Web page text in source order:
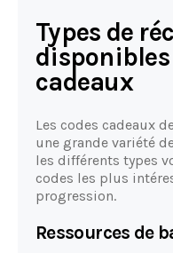
Types de
disponibles
cadeaux
Les codes cadeaux
une grande variété
les différents types
codes les plus
progression.
Ressources de